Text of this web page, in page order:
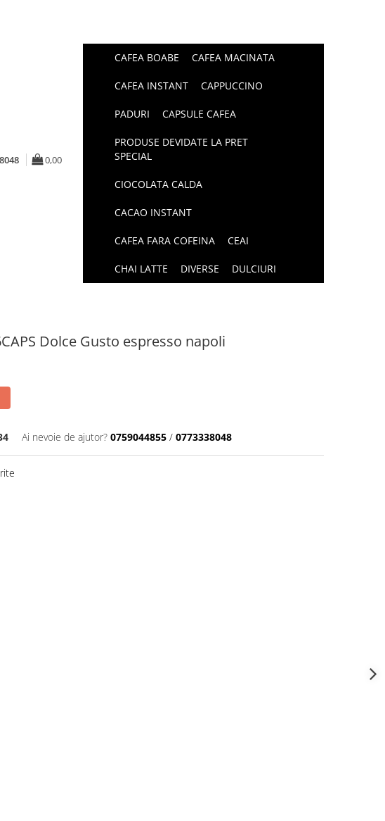
0,00
CAFEA BOABE CAFEA MACINATA
CAFEA INSTANT CAPPUCCINO
PADURI CAPSULE CAFEA
PRODUSE DEVIDATE LA PRET
SPECIAL
CIOCOLATA CALDA
CACAO INSTANT
CAFEA FARA COFEINA CEAI
CHAI LATTE DIVERSE DULCIURI
Dolce Gusto espresso napoli
Ai nevoie de ajutor? 0759044855 / 0773338048